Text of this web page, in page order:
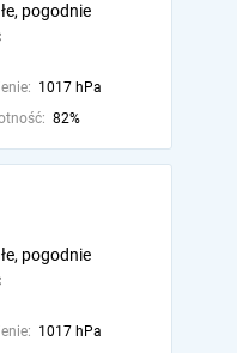
pogodnie
1017 hPa
82%
pogodnie
1017 hPa